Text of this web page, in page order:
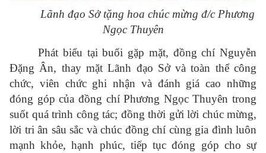
Lãnh đạo Sở tặng hoa chúc mừng đ/c Phương
Ngọc Thuyên
Phát biểu tại buổi gặp mặt, đồng chí Nguyễn
Đặng Ân, thay mặt Lãnh đạo Sở và toàn thể công
chức, viên chức ghi nhận và đánh giá cao những
đóng góp của đồng chí Phương Ngọc Thuyên trong
suốt quá trình công tác; đồng thời gửi lời chúc mừng,
lời tri ân sâu sắc và chúc đồng chí cùng gia đình luôn
mạnh khỏe, hạnh phúc, tiếp tục đóng góp cho sự